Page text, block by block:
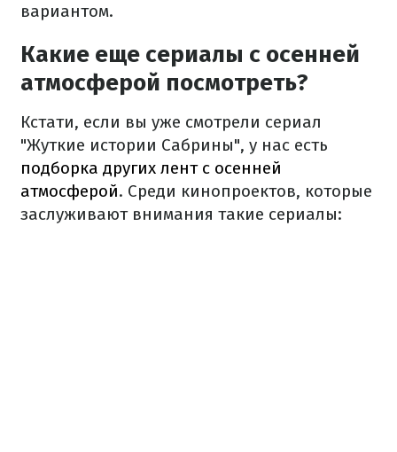
вариантом.
Какие еще сериалы с осенней
атмосферой посмотреть?
Кстати, если вы уже смотрели сериал
"Жуткие истории Сабрины", у нас есть
подборка других лент с осенней
атмосферой. Среди кинопроектов, которые
заслуживают внимания такие сериалы: